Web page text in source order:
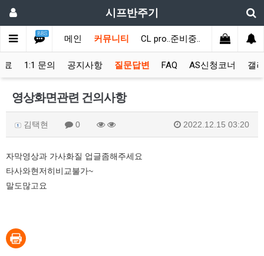
시프반주기
BBS
메인 커뮤니티 CL pro..준비중.. 자료실 신
료 1:1 문의 공지사항 질문답변 FAQ AS신청코너 갤
영상화면관련 건의사항
김택현 0 2022.12.15 03:20
자막영상과 가사화질 업글좀해주세요
타사와현저히비교불가~
말도많고요